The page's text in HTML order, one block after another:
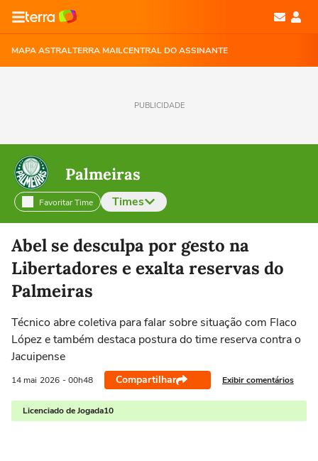
MAPA ASTRALTERRA MAILCENTRAL DO ASSINANTE
PUBLICIDADE
Palmeiras
Favoritar Time Times
Selecione o time para ver as notícias
Abel se desculpa por gesto na
Libertadores e exalta reservas do
Palmeiras
Técnico abre coletiva para falar sobre situação com Flaco
López e também destaca postura do time reserva contra o
Jacuipense
14 mai 2026 - 00h48 Compartilhar Exibir comentários
Licenciado de Jogada10